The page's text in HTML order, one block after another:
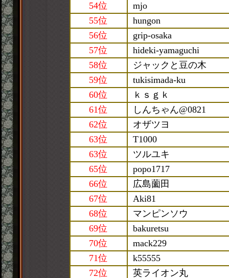
54位
mjo
55位
hungon
56位
grip-osaka
57位
hideki-yamaguchi
58位
ジャックと豆の木
59位
tukisimada-ku
60位
ｋｓｇｋ
61位
しんちゃん@0821
62位
オザツヨ
63位
T1000
63位
ツルユキ
65位
popo1717
66位
広島薗田
67位
Aki81
68位
マンピンソウ
69位
bakuretsu
70位
mack229
71位
k55555
72位
英ライオン丸